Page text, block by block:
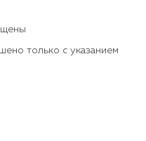
только с указанием